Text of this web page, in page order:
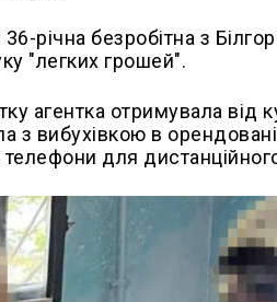
річна безробітна з
"легких грошей".
агентка отримувала від
вибухівкою в
для